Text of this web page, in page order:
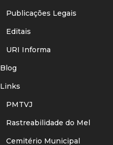
Publicações Legais
Editais
URI Informa
Blog
Links
PMTVJ
Rastreabilidade do Mel
Cemitério Municipal